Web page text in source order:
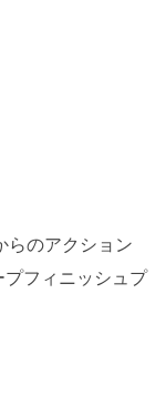
らのアクション
フィニッシュプ